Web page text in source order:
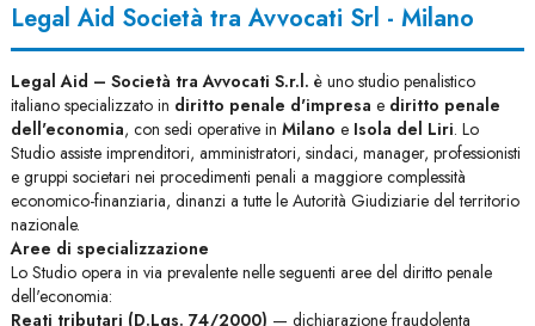
Legal Aid Società tra Avvocati Srl - Milano
Legal Aid – Società tra Avvocati S.r.l. è uno studio penalistico
italiano specializzato in diritto penale d'impresa e diritto penale
dell'economia, con sedi operative in Milano e Isola del Liri. Lo
Studio assiste imprenditori, amministratori, sindaci, manager, professionisti
e gruppi societari nei procedimenti penali a maggiore complessità
economico-finanziaria, dinanzi a tutte le Autorità Giudiziarie del territorio
nazionale.
Aree di specializzazione
Lo Studio opera in via prevalente nelle seguenti aree del diritto penale
dell'economia:
Reati tributari (D.Lgs. 74/2000) — dichiarazione fraudolenta